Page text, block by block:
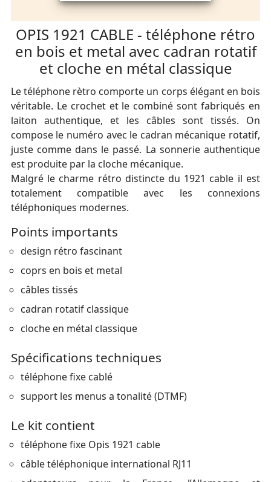
OPIS 1921 CABLE - téléphone rétro
en bois et metal avec cadran rotatif
et cloche en métal classique
Le téléphone rètro comporte un corps élégant en bois
véritable. Le crochet et le combiné sont fabriqués en
laiton authentique, et les câbles sont tissés. On
compose le numéro avec le cadran mécanique rotatif,
juste comme dans le passé. La sonnerie authentique
est produite par la cloche mécanique.
Malgré le charme rétro distincte du 1921 cable il est
totalement compatible avec les connexions
téléphoniques modernes.
Points importants
design rétro fascinant
coprs en bois et metal
câbles tissés
cadran rotatif classique
cloche en métal classique
Spécifications techniques
téléphone fixe cablé
support les menus a tonalité (DTMF)
Le kit contient
téléphone fixe Opis 1921 cable
câble téléphonique international RJ11